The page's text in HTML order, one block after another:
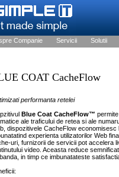
Companie Servicii Solutii
COAT CacheFlow
performanta retelei
Blue Coat CacheFlow™
ale traficului de retea si ale
dispozitivele CacheFlow economisesc
experienta utilizatorilor Web
uri, furnizorii de servicii pot accelera
video. Aceasta reduce
in timp ce imbunatateste